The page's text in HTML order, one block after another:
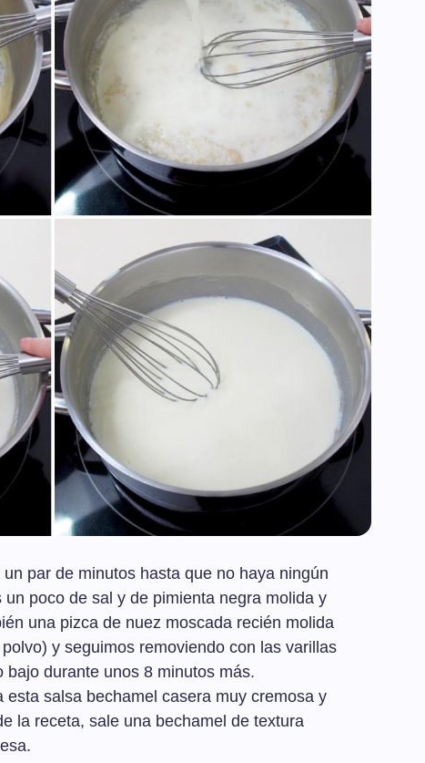
par de minutos hasta que no haya ningún
poco de sal y de pimienta negra molida y
una pizca de nuez moscada recién molida
y seguimos removiendo con las varillas
durante unos 8 minutos más.
salsa bechamel casera muy cremosa y
la receta, sale una bechamel de textura